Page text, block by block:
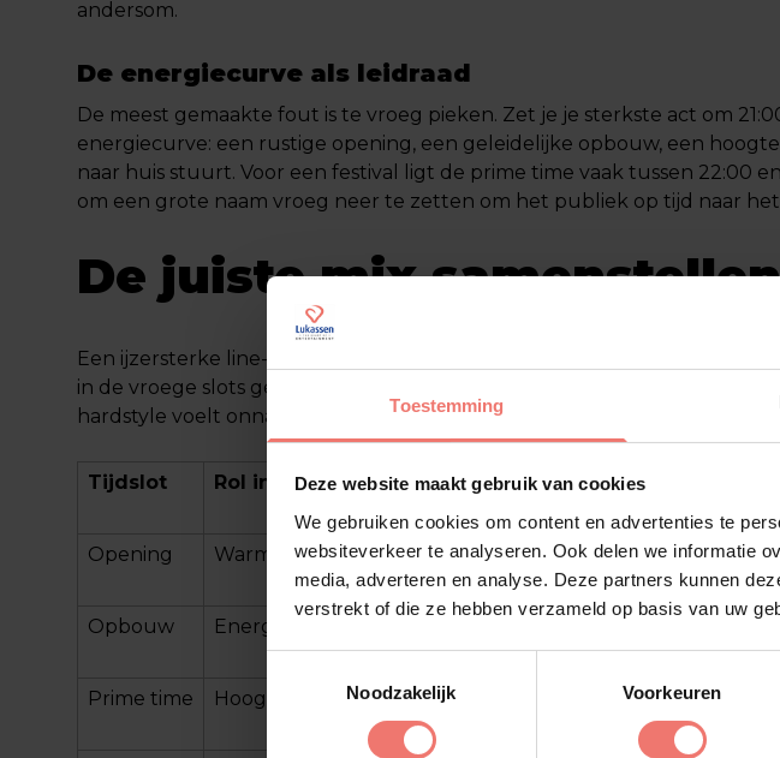
Toestemming
Deze website maakt gebruik van cookies
We gebruiken cookies om content en advertenties te
websiteverkeer te analyseren. Ook delen we informatie
media, adverteren en analyse. Deze partners kunnen
verstrekt of die ze hebben verzameld op basis van uw
Noodzakelijk
Voorkeuren
andersom.
De energiecurve als leidraad
De meest gemaakte fout is te vroeg pieken. Zet je je sterkste act om
energiecurve: een rustige opening, een geleidelijke opbouw, een
naar huis stuurt. Voor een festival ligt de prime time vaak tussen 22:00
om een grote naam vroeg neer te zetten om het publiek op tijd naar
De juiste mix samenstellen
Een ijzersterke line-up balanceert tussen herkenning en verrassing.
in de vroege slots geeft je programma een eigen gezicht. Houd ook
hardstyle voelt onnatuurlijk.
Tijdslot Rol in het programma Type act
Opening Warmdraaien, sfeer neerzetten Akoestisch, lounge of
Opbouw Energie verhogen Coverband of dj met
Prime time Hoogtepunt Headliner of